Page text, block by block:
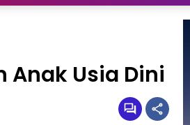
Anak Usia Dini